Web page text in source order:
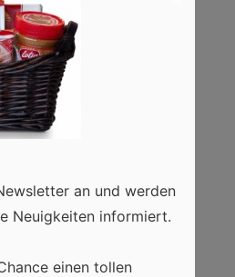
wir einen Blick auf ein
oder ein DIY-
an und werden
Neuigkeiten informiert.
einen tollen